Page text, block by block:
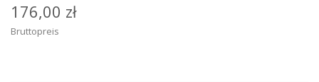
176,00 zł
Bruttopreis